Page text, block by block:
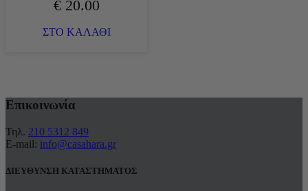
€20.00
ΣΤΟ ΚΑΛΑΘΙ
Επικοινωνία
Τηλ. 210 5312 849
E-mail: info@casahara.gr
ΔΙΕΥΘΥΝΣΗ ΚΑΤΑΣΤΗΜΑΤΟΣ